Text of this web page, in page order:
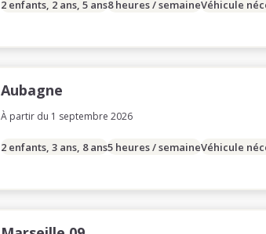
2 enfants, 2 ans, 5 ans8 heures / semaineVéhicule
Aubagne
À partir du 1 septembre 2026
2 enfants, 3 ans, 8 ans5 heures / semaineVéhicule